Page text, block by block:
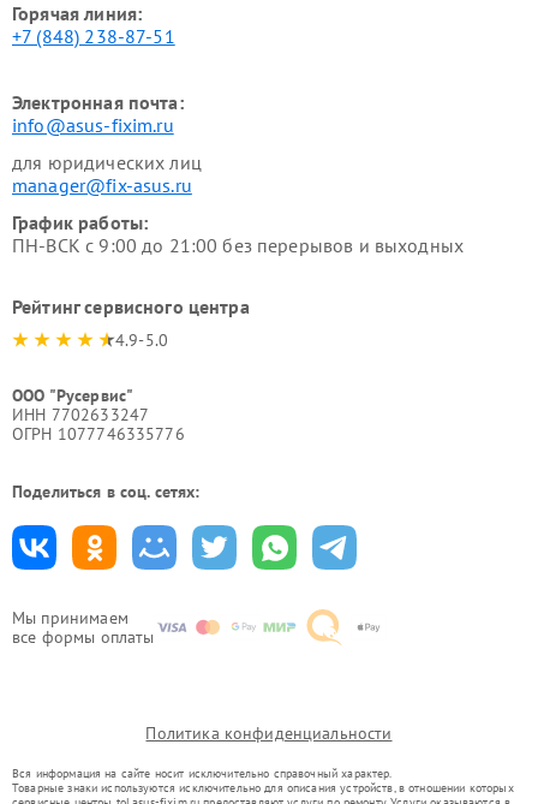
Мы принимаем
все формы оплаты
Горячая линия:
+7 (848) 238-87-51
Электронная почта:
info@asus-fixim.ru
для юридических лиц
manager@fix-asus.ru
График работы:
ПН-ВСК с 9:00 до 21:00 без перерывов и выходных
Рейтинг сервисного центра
4.9-5.0
ООО "Русервис"
ИНН 7702633247
ОГРН 1077746335776
Поделиться в соц. сетях:
Политика конфиденциальности
Вся информация на сайте носит исключительно справочный характер.
Товарные знаки используются исключительно для описания устройств, в отношении которых